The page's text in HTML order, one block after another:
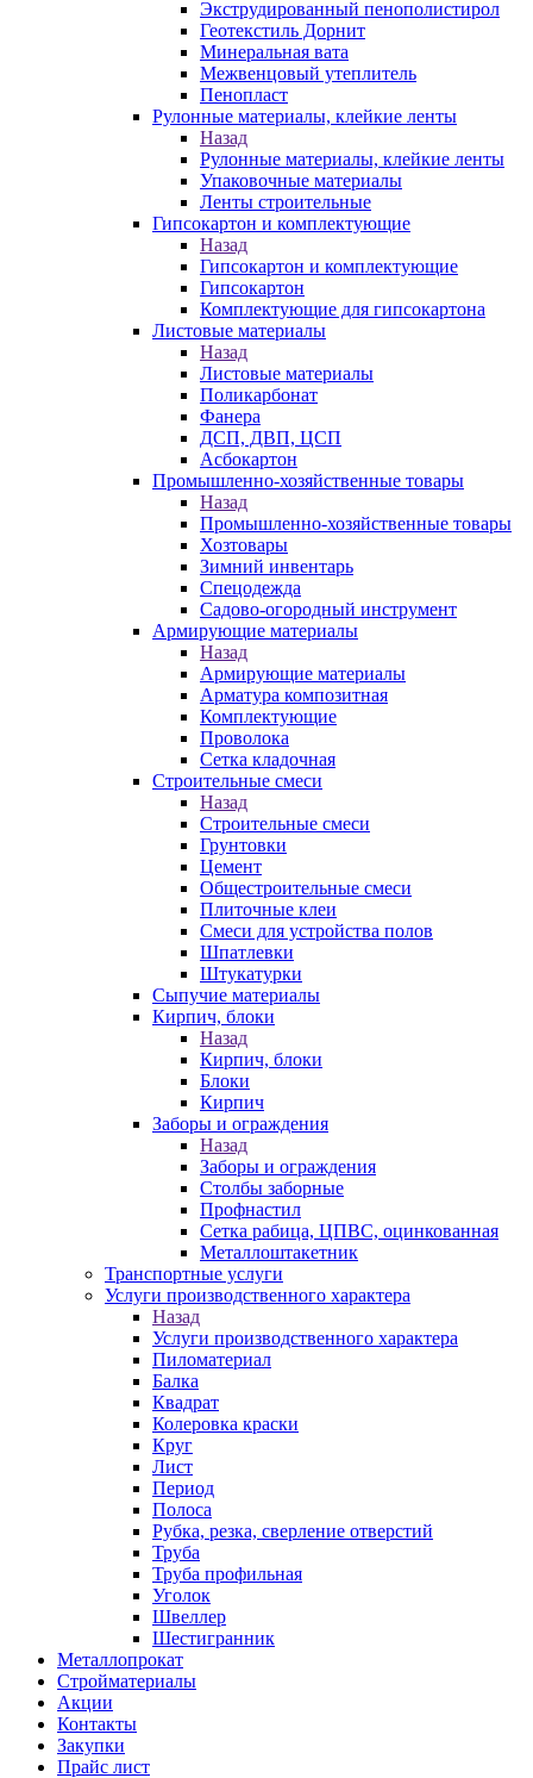
Экструдированный пенополистирол
Геотекстиль Дорнит
Минеральная вата
Межвенцовый утеплитель
Пенопласт
Рулонные материалы, клейкие ленты
Назад
Рулонные материалы, клейкие ленты
Упаковочные материалы
Ленты строительные
Гипсокартон и комплектующие
Назад
Гипсокартон и комплектующие
Гипсокартон
Комплектующие для гипсокартона
Листовые материалы
Назад
Листовые материалы
Поликарбонат
Фанера
ДСП, ДВП, ЦСП
Асбокартон
Промышленно-хозяйственные товары
Назад
Промышленно-хозяйственные товары
Хозтовары
Зимний инвентарь
Спецодежда
Садово-огородный инструмент
Армирующие материалы
Назад
Армирующие материалы
Арматура композитная
Комплектующие
Проволока
Сетка кладочная
Строительные смеси
Назад
Строительные смеси
Грунтовки
Цемент
Общестроительные смеси
Плиточные клеи
Смеси для устройства полов
Шпатлевки
Штукатурки
Сыпучие материалы
Кирпич, блоки
Назад
Кирпич, блоки
Блоки
Кирпич
Заборы и ограждения
Назад
Заборы и ограждения
Столбы заборные
Профнастил
Сетка рабица, ЦПВС, оцинкованная
Металлоштакетник
Транспортные услуги
Услуги производственного характера
Назад
Услуги производственного характера
Пиломатериал
Балка
Квадрат
Колеровка краски
Круг
Лист
Период
Полоса
Рубка, резка, сверление отверстий
Труба
Труба профильная
Уголок
Швеллер
Шестигранник
Металлопрокат
Стройматериалы
Акции
Контакты
Закупки
Прайс лист